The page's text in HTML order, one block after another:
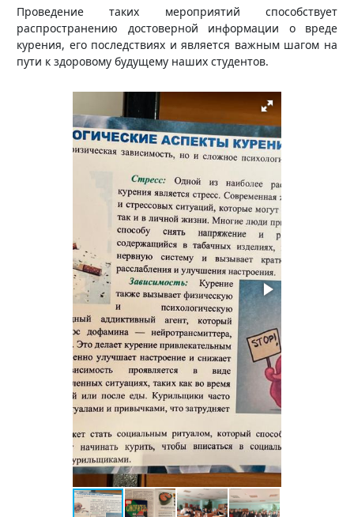
Проведение таких мероприятий способствует
распространению достоверной информации о вреде
курения, его последствиях и является важным шагом на
пути к здоровому будущему наших студентов.